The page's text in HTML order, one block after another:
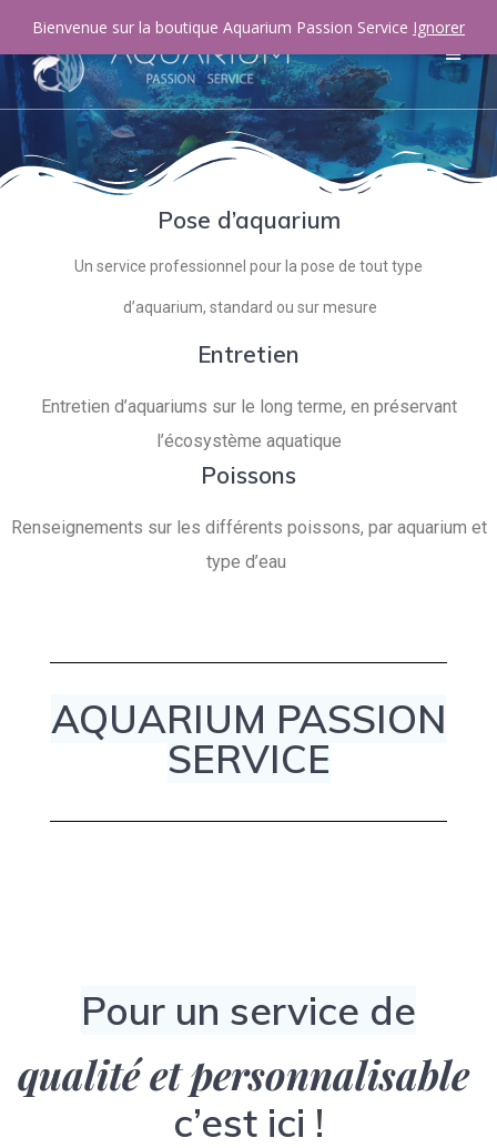
Pose d’aquarium
Un service professionnel pour la pose de tout type
d’aquarium, standard ou sur mesure
Entretien
Entretien d’aquariums sur le long terme, en préservant
l’écosystème aquatique
Poissons
Renseignements sur les différents poissons, par aquarium et
type d’eau
AQUARIUM PASSION
SERVICE
Pour un service de
qualité et personnalisable
c’est ici !
Bienvenue sur la boutique Aquarium Passion Service Ignorer